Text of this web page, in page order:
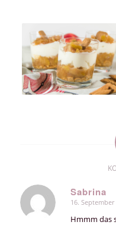
Sabrina
sagte:
16.
Hmmm das